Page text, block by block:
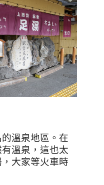
溫泉地區。在
有溫泉，這也太
大家等火車時